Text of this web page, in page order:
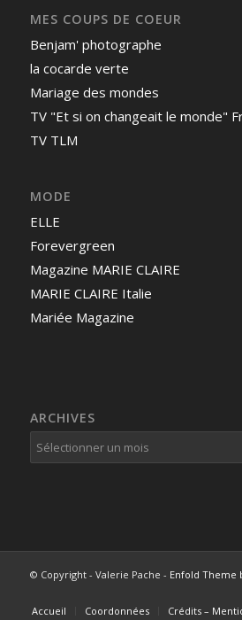
MES COUPS DE COEUR
Benjam' photographe
la cocarde verte
Mariage des mondes
TV "Et si on changeait le monde"
TV TLM
MODE
ELLE
Forevergreen
Magazine MARIE CLAIRE
MARIE CLAIRE Italie
Mariée Magazine
ARCHIVES
© Copyright - Valerie Pache - Enfold Theme
Accueil Coordonnées Crédits –